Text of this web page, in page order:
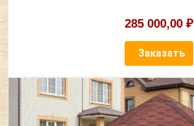
285 000,00 ₽
Заказать